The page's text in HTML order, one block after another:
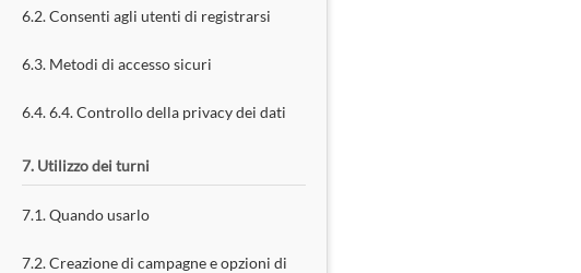
6.2. Consenti agli utenti di registrarsi
6.3. Metodi di accesso sicuri
6.4. 6.4. Controllo della privacy dei dati
7. Utilizzo dei turni
7.1. Quando usarlo
7.2. Creazione di campagne e opzioni di